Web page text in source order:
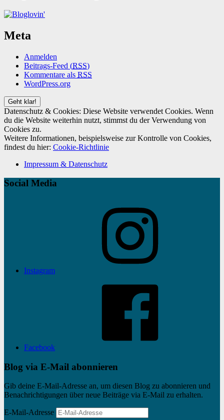
Meta
Anmelden
Beitrags-Feed (RSS)
Kommentare als RSS
WordPress.org
Datenschutz & Cookies: Diese Website verwendet Cookies. Wenn
du die Website weiterhin nutzt, stimmst du der Verwendung von
Cookies zu.
Weitere Informationen, beispielsweise zur Kontrolle von Cookies,
findest du hier: Cookie-Richtlinie
Impressum & Datenschutz
Social Media
Instagram
Facebook
Blog via E-Mail abonnieren
Gib deine E-Mail-Adresse an, um diesen Blog zu abonnieren und
Benachrichtigungen über neue Beiträge via E-Mail zu erhalten.
E-Mail-Adresse